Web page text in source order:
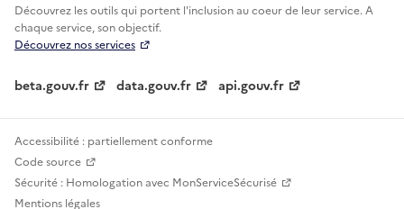
Découvrez les outils qui portent l'inclusion aucoeur de leur service. A
chaque service, son objectif.
Découvrez nos services
beta.gouv.fr data.gouv.fr api.gouv.fr
Accessibilité : partiellement conforme
Code source
Sécurité : Homologation avec MonServiceSécurisé
Mentions légales